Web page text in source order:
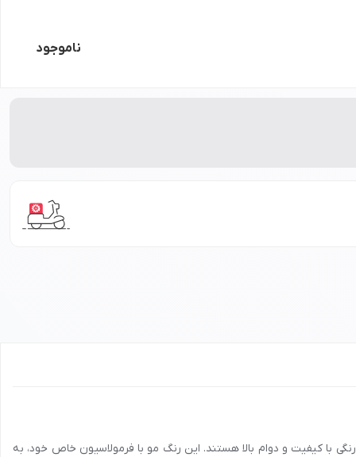
ناموجود
میل، انتخابی مناسب برای افرادی است که به دنبال رنگی با کیفیت و دوام بالا هستند. این رنگ مو با فرمولاسیون خاص خود، به